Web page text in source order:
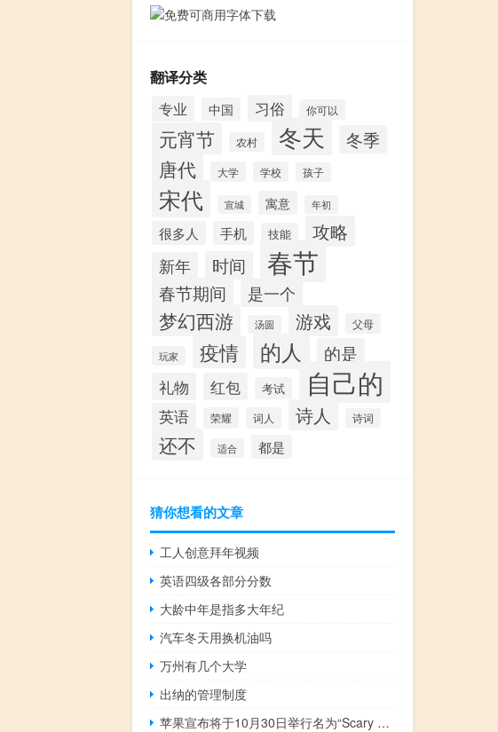
翻译分类
专业
中国 习俗 你可以
元宵节 农村 冬天 冬季
唐代 大学 学校 孩子
宋代 宣城 寓意 年初
很多人 手机 技能 攻略
新年 时间 春节
春节期间 是一个
梦幻西游 汤圆 游戏 父母
玩家 疫情 的人 的是
礼物 红包 考试 自己的
英语 荣耀 词人 诗人 诗词
还不 适合 都是
猜你想看的文章
工人创意拜年视频
英语四级各部分分数
大龄中年是指多大年纪
汽车冬天用换机油吗
万州有几个大学
出纳的管理制度
苹果宣布将于10月30日举行名为“Scary Fast”的产品发布活动